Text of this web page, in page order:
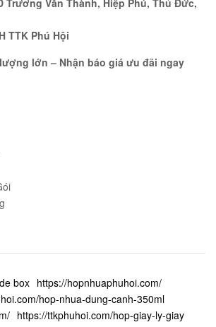
Trương Văn Thành, Hiệp Phú, Thủ Đức,
TTK Phú Hội
lớn – Nhận báo giá ưu đãi ngay
box https://hopnhuaphuhoi.com/
hop-nhua-dung-canh-350ml
https://ttkphuhoi.com/hop-giay-ly-giay